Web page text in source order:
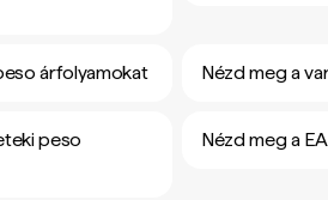
árfolyamokat Nézd meg a
peso
Nézd meg a